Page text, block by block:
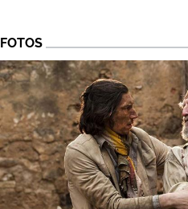
FOTOS